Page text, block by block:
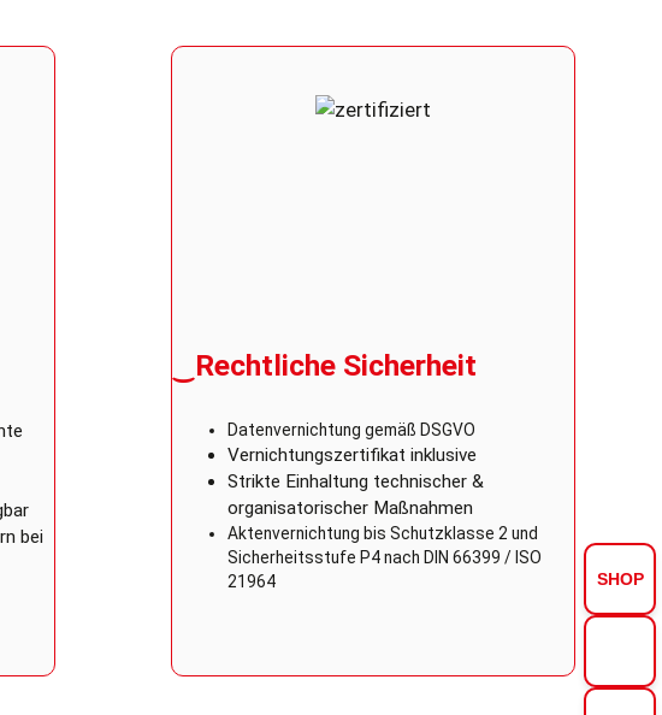
SHOP
bei
‿Rechtliche Sicherheit
Datenvernichtung gemäß DSGVO
Vernichtungszertifikat inklusive
Strikte Einhaltung technischer &
organisatorischer Maßnahmen
Aktenvernichtung bis Schutzklasse 2 und
Sicherheitsstufe P4 nach DIN 66399 / ISO
21964